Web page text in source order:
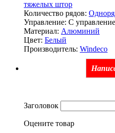
тяжелых штор
Количество рядов:
Управление: С
Материал: Алюминий
Цвет: Белый
Производитель: Windeco
Заголовок
Оцените товар